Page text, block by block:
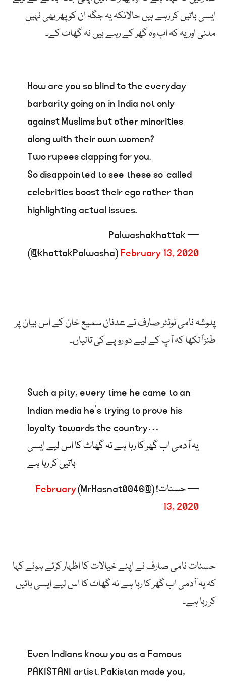
ایسی باتیں کر رہے ہیں حالانکہ یہ جگہ ان کو پھر بھی نہیں
ملنی اور یہ کہ اب وہ گھر کے رہے ہیں نہ گھاٹ کے۔
How are you so blind to the everyday
barbarity going on in India not only
against Muslims but other minorities
along with their own women?
Two rupees clapping for you.
So disappointed to see these so-called
celebrities boost their ego rather than
highlighting actual issues.
— Palwashakhattak
(@khattakPalwasha)February 13, 2020
پلوشہ نامی ٹوئٹر صارف نے عدنان سمیع خان کے اس بیان پر
طنزاً لکھا کہ آپ کے لیے دو روپے کی تالیاں۔
Such a pity, every time he came to an
Indian media he’s trying to prove his
loyalty towards the country…
یہ آدمی اب گھر کا رہا ہے نہ گھاٹ کا اس لیے ایسی
باتیں کر رہا ہے
— حسنات! (@MrHasnat0046)
February
13, 2020
حسنات نامی صارف نے اپنے خیالات کا اظہار کرتے ہوئے کہا
کہ یہ آدمی اب گھر کا رہا ہے نہ گھاٹ کا اس لیے ایسی باتیں
کر رہا ہے۔
Even Indians know you as a Famous
PAKISTANI artist. Pakistan made you,